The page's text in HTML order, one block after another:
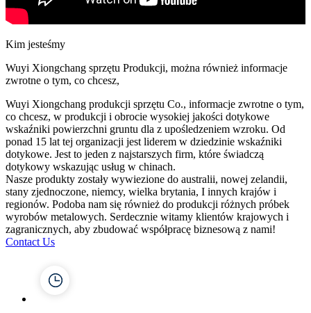
Kim jesteśmy
Wuyi Xiongchang sprzętu Produkcji, można również informacje
zwrotne o tym, co chcesz,
Wuyi Xiongchang produkcji sprzętu Co., informacje zwrotne o tym,
co chcesz, w produkcji i obrocie wysokiej jakości dotykowe
wskaźniki powierzchni gruntu dla z upośledzeniem wzroku. Od
ponad 15 lat tej organizacji jest liderem w dziedzinie wskaźniki
dotykowe. Jest to jeden z najstarszych firm, które świadczą
dotykowy wskazując usług w chinach.
Nasze produkty zostały wywiezione do australii, nowej zelandii,
stany zjednoczone, niemcy, wielka brytania, I innych krajów i
regionów. Podoba nam się również do produkcji różnych próbek
wyrobów metalowych. Serdecznie witamy klientów krajowych i
zagranicznych, aby zbudować współpracę biznesową z nami!
Contact Us